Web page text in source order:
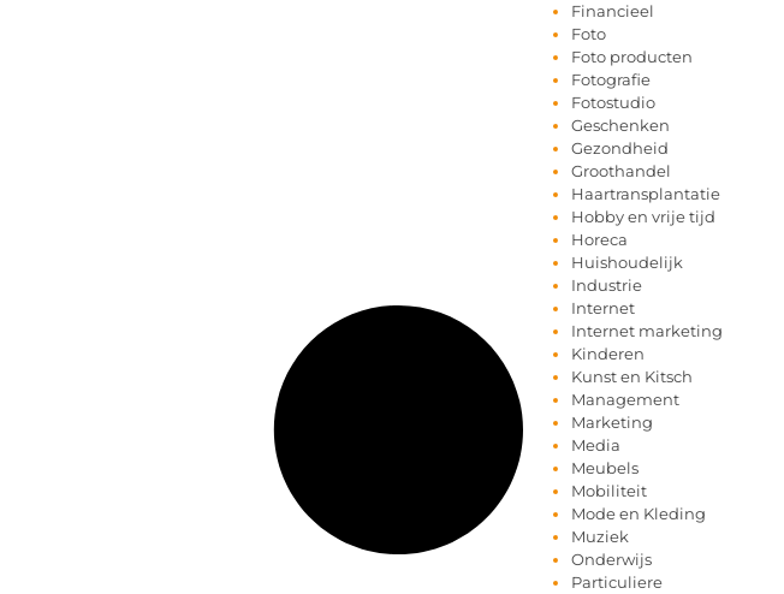
Financieel
Foto
Foto producten
Fotografie
Fotostudio
Geschenken
Gezondheid
Groothandel
Haartransplantatie
Hobby en vrije tijd
Horeca
Huishoudelijk
Industrie
Internet
Internet marketing
Kinderen
Kunst en Kitsch
Management
Marketing
Media
Meubels
Mobiliteit
Mode en Kleding
Muziek
Onderwijs
Particuliere